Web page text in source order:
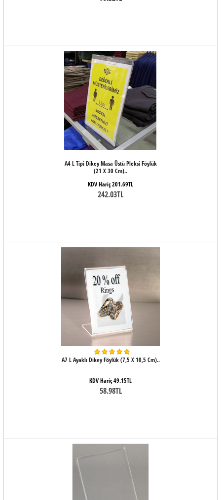
A4 L Tipi Dikey Masa Üstü Pleksi Föylük
(21 X 30 Cm)..
KDV Hariç 201.69TL
242.03TL
A7 L Ayaklı Dikey Föylük (7,5 X 10,5 Cm)..
KDV Hariç 49.15TL
58.98TL